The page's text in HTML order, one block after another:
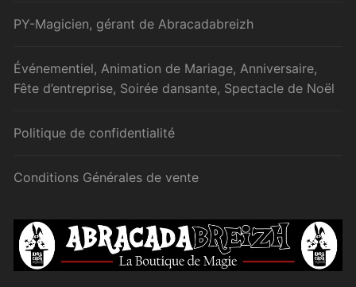
PY-Magicien, gérant de Abracadabreizh
Événementiel, Animation de Mariage, Anniversaire,
Fête d’entreprise, Soirée dansante, Spectacle de Noël
Politique de confidentialité
Conditions Générales de vente